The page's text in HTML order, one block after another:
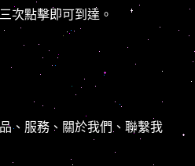
次點擊即可到達。
、服務、關於我們、聯繫我